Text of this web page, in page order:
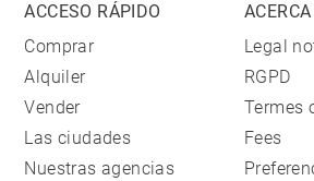
ACCESO RÁPIDO
Comprar
Alquiler
Vender
Las ciudades
Nuestras agencias
Legal
RGPD
Termes
Fees